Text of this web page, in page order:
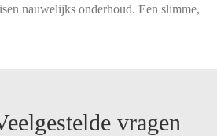
nauwelijks onderhoud. Een slimme,
vragen